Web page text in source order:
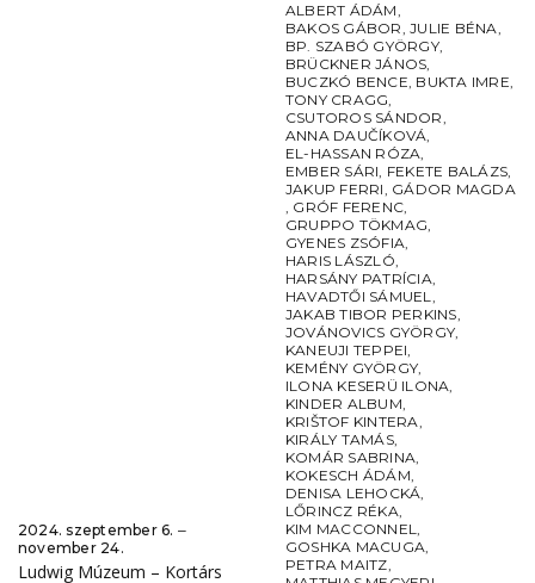
2024. szeptember 6. ‒
november 24.
Ludwig Múzeum – Kortárs
ALBERT ÁDÁM,
BAKOS GÁBOR,JULIE BÉNA,
BP. SZABÓ GYÖRGY,
BRÜCKNER JÁNOS,
BUCZKÓ BENCE, BUKTA IMRE,
TONY CRAGG,
CSUTOROS SÁNDOR,
ANNA DAUČÍKOVÁ,
EL-HASSAN RÓZA,
EMBER SÁRI, FEKETE BALÁZS,
JAKUP FERRI, GÁDOR MAGDA
, GRÓF FERENC,
GRUPPO TÖKMAG,
GYENES ZSÓFIA,
HARIS LÁSZLÓ,
HARSÁNY PATRÍCIA,
HAVADTŐI SÁMUEL,
JAKAB TIBOR PERKINS,
JOVÁNOVICS GYÖRGY,
KANEUJI TEPPEI,
KEMÉNY GYÖRGY,
ILONA KESERÜ ILONA,
KINDER ALBUM,
KRIŠTOF KINTERA,
KIRÁLY TAMÁS,
KOMÁR SABRINA,
KOKESCH ÁDÁM,
DENISA LEHOCKÁ,
LŐRINCZ RÉKA,
KIM MACCONNEL,
GOSHKA MACUGA,
PETRA MAITZ,